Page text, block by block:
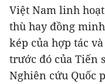
Việt Nam linh
thù hay đồng
kép của hợp tác
trước đó của Tiến
Nghiên cứu Quốc